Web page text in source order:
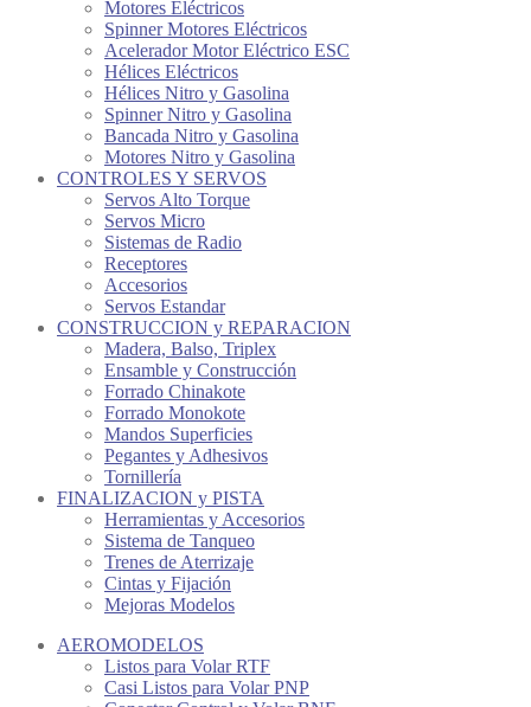
Motores Eléctricos
Spinner Motores Eléctricos
Acelerador Motor Eléctrico ESC
Hélices Eléctricos
Hélices Nitro y Gasolina
Spinner Nitro y Gasolina
Bancada Nitro y Gasolina
Motores Nitro y Gasolina
CONTROLES Y SERVOS
Servos Alto Torque
Servos Micro
Sistemas de Radio
Receptores
Accesorios
Servos Estandar
CONSTRUCCION y REPARACION
Madera, Balso, Triplex
Ensamble y Construcción
Forrado Chinakote
Forrado Monokote
Mandos Superficies
Pegantes y Adhesivos
Tornillería
FINALIZACION y PISTA
Herramientas y Accesorios
Sistema de Tanqueo
Trenes de Aterrizaje
Cintas y Fijación
Mejoras Modelos
AEROMODELOS
Listos para Volar RTF
Casi Listos para Volar PNP